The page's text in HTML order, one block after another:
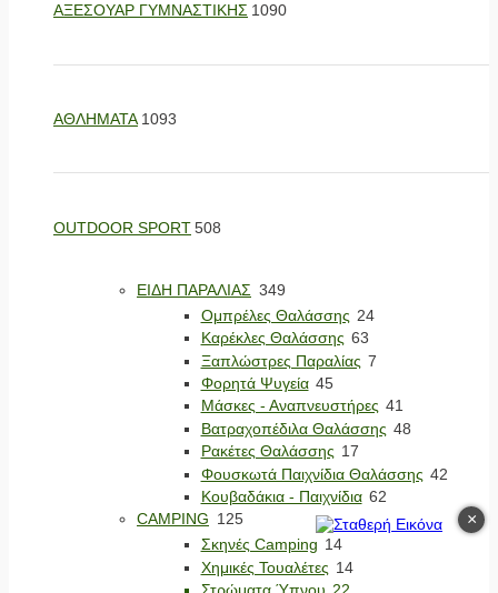
ΑΞΕΣΟΥΑΡ ΓΥΜΝΑΣΤΙΚΗΣ 1090
ΑΘΛΗΜΑΤΑ 1093
OUTDOOR SPORT508
ΕΙΔΗ ΠΑΡΑΛΙΑΣ 349
Ομπρέλες Θαλάσσης 24
Καρέκλες Θαλάσσης 63
Ξαπλώστρες Παραλίας 7
Φορητά Ψυγεία 45
Μάσκες - Αναπνευστήρες 41
Βατραχοπέδιλα Θαλάσσης 48
Ρακέτες Θαλάσσης 17
Φουσκωτά Παιχνίδια Θαλάσσης 42
Κουβαδάκια - Παιχνίδια 62
CAMPING 125
Σκηνές Camping 14
Χημικές Τουαλέτες 14
×